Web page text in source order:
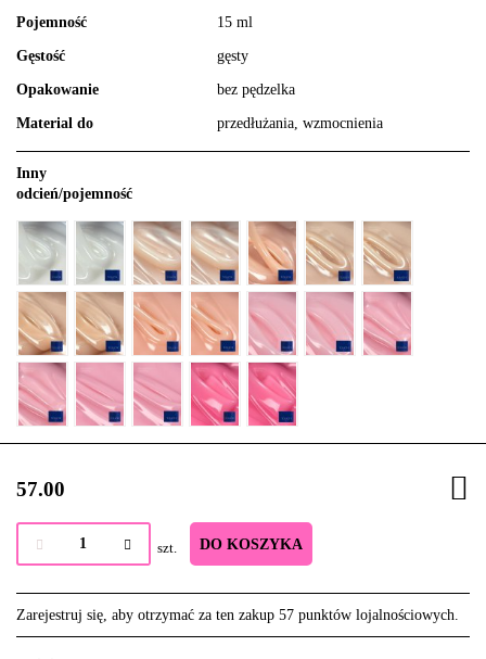
Pojemność 15 ml
Gęstość gęsty
Opakowanie bez pędzelka
Material do przedłużania, wzmocnienia
Inny
odcień/pojemność
57.00
szt. DO KOSZYKA
Zarejestruj się, aby otrzymać za ten zakup 57 punktów lojalnościowych.